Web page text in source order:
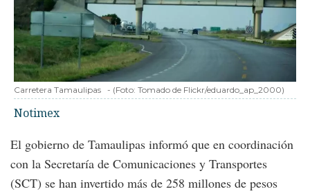
Carretera Tamaulipas - (Foto: Tomado de Flickr/eduardo_ap_2000)
Notimex
El gobierno de Tamaulipas informó que en coordinación
con la Secretaría de Comunicaciones y Transportes
(SCT) se han invertido más de 258 millones de pesos